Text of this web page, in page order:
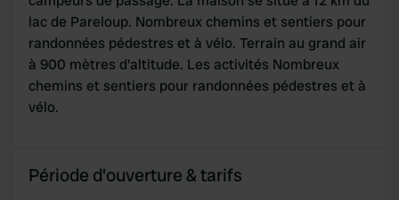
may combine it with other information that you’ve
provided to them or that they’ve collected from your use
of their services.
lac de Pareloup. Nombreux chemins et sentiers pour
randonnées pédestres et à vélo. Terrain au grand air
à 900 mètres d'altitude. Les activités Nombreux
chemins et sentiers pour randonnées pédestres et à
vélo.
Période d'ouverture & tarifs